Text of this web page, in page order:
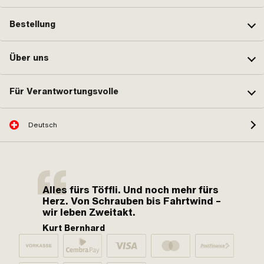
Bestellung
Über uns
Für Verantwortungsvolle
Deutsch
Alles fürs Töffli. Und noch mehr fürs
Herz. Von Schrauben bis Fahrtwind –
wir leben Zweitakt.
Kurt Bernhard